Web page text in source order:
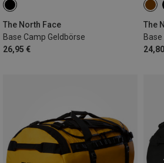
The North Face
Base Camp Geldbörse
26,95 €
The